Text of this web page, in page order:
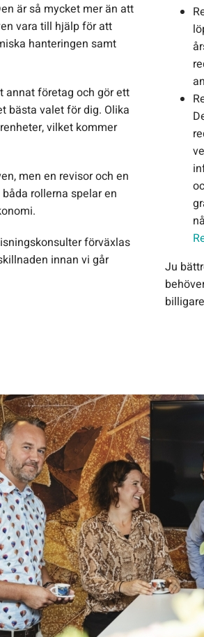
är så mycket mer än att
vara till hjälp för att
hanteringen samt
annat företag och gör ett
bästa valet för dig. Olika
vilket kommer
men en revisor och en
rollerna spelar en
förväxlas
innan vi går
Ju